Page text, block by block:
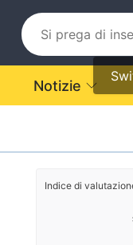
Notizie
Indice di